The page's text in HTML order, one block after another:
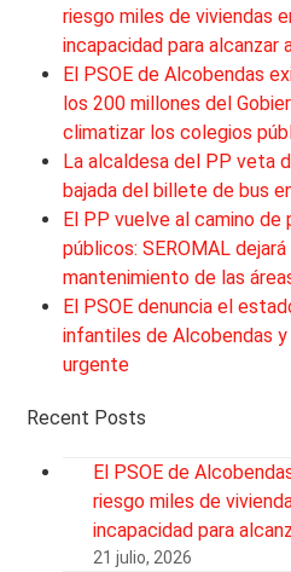
riesgo miles de viviendas
incapacidad para alcanzar
El PSOE de Alcobendas
los 200 millones del
climatizar los colegios
La alcaldesa del PP veta
bajada del billete de bus
El PP vuelve al camino de
públicos: SEROMAL
mantenimiento de las
El PSOE denuncia el
infantiles de Alcobendas
urgente
Recent Posts
El PSOE de
riesgo miles de
incapacidad para
21 julio, 2026